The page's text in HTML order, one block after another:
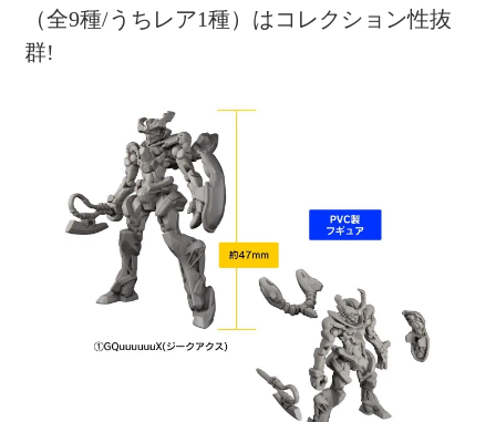
（全9種/うちレア1種）はコレクション性抜
群!